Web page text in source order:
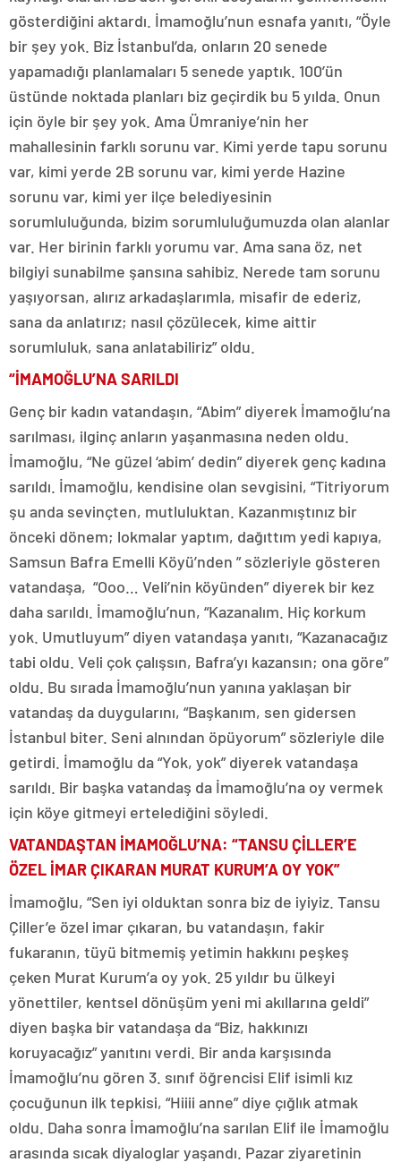
gösterdiğini aktardı. İmamoğlu’nun esnafa yanıtı, “Öyle
bir şey yok. Biz İstanbul’da, onların 20 senede
yapamadığı planlamaları 5 senede yaptık. 100’ün
üstünde noktada planları biz geçirdik bu 5 yılda. Onun
için öyle bir şey yok. Ama Ümraniye’nin her
mahallesinin farklı sorunu var. Kimi yerde tapu sorunu
var, kimi yerde 2B sorunu var, kimi yerde Hazine
sorunu var, kimi yer ilçe belediyesinin
sorumluluğunda, bizim sorumluluğumuzda olan alanlar
var. Her birinin farklı yorumu var. Ama sana öz, net
bilgiyi sunabilme şansına sahibiz. Nerede tam sorunu
yaşıyorsan, alırız arkadaşlarımla, misafir de ederiz,
sana da anlatırız; nasıl çözülecek, kime aittir
sorumluluk, sana anlatabiliriz” oldu.
“İMAMOĞLU’NA SARILDI
Genç bir kadın vatandaşın, “Abim” diyerek İmamoğlu’na
sarılması, ilginç anların yaşanmasına neden oldu.
İmamoğlu, “Ne güzel ‘abim’ dedin” diyerek genç kadına
sarıldı. İmamoğlu, kendisine olan sevgisini, “Titriyorum
şu anda sevinçten, mutluluktan. Kazanmıştınız bir
önceki dönem; lokmalar yaptım, dağıttım yedi kapıya,
Samsun Bafra Emelli Köyü’nden ” sözleriyle gösteren
vatandaşa, “Ooo… Veli’nin köyünden” diyerek bir kez
daha sarıldı. İmamoğlu’nun, “Kazanalım. Hiç korkum
yok. Umutluyum” diyen vatandaşa yanıtı, “Kazanacağız
tabi oldu. Veli çok çalışsın, Bafra’yı kazansın; ona göre”
oldu. Bu sırada İmamoğlu’nun yanına yaklaşan bir
vatandaş da duygularını, “Başkanım, sen gidersen
İstanbul biter. Seni alnından öpüyorum” sözleriyle dile
getirdi. İmamoğlu da “Yok, yok” diyerek vatandaşa
sarıldı. Bir başka vatandaş da İmamoğlu’na oy vermek
için köye gitmeyi ertelediğini söyledi.
VATANDAŞTAN İMAMOĞLU’NA: “TANSU ÇİLLER’E
ÖZEL İMAR ÇIKARAN MURAT KURUM’A OY YOK”
İmamoğlu, “Sen iyi olduktan sonra biz de iyiyiz. Tansu
Çiller’e özel imar çıkaran, bu vatandaşın, fakir
fukaranın, tüyü bitmemiş yetimin hakkını peşkeş
çeken Murat Kurum’a oy yok. 25 yıldır bu ülkeyi
yönettiler, kentsel dönüşüm yeni mi akıllarına geldi”
diyen başka bir vatandaşa da “Biz, hakkınızı
koruyacağız” yanıtını verdi. Bir anda karşısında
İmamoğlu’nu gören 3. sınıf öğrencisi Elif isimli kız
çocuğunun ilk tepkisi, “Hiiii anne” diye çığlık atmak
oldu. Daha sonra İmamoğlu’na sarılan Elif ile İmamoğlu
arasında sıcak diyaloglar yaşandı. Pazar ziyaretinin